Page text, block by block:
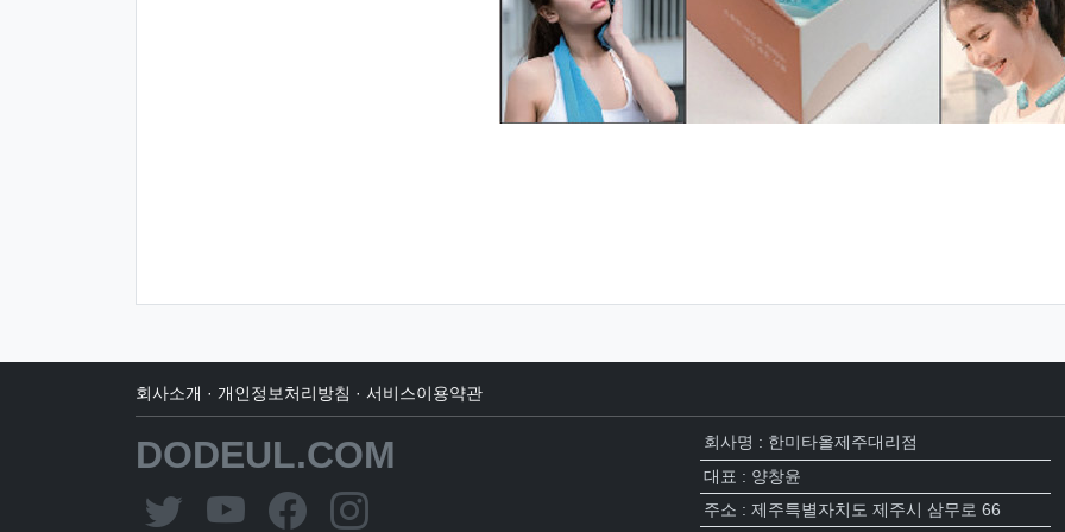
회사소개 · 개인정보처리방침 · 서비스이용약관
DODEUL.COM
회사명 : 한미타올제주대리점
대표 : 양창윤
주소 : 제주특별자치도 제주시 삼무로 66